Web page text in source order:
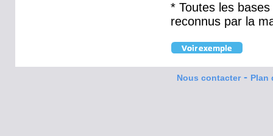
* Toutes les
reconnus par la
Nous contacter- Plan